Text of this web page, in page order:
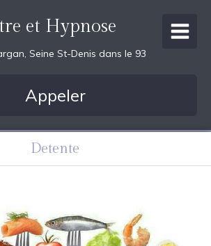
et Hypnose
Seine St-Denis dans le 93
Appeler
Detente